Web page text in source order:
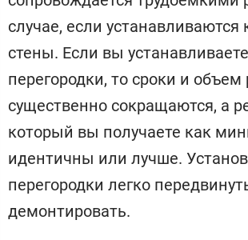
случае, если
стены. Если вы
перегородки, то сроки и объем
существенно сокращаются, а
который вы получаете как
идентичны или лучше.
перегородки легко
демонтировать.